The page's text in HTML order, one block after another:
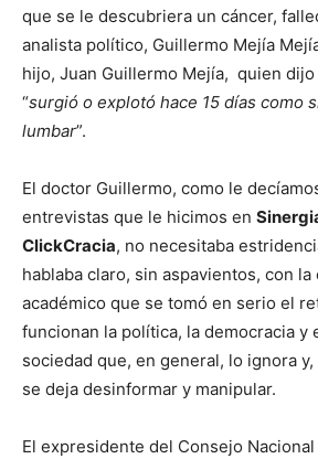
que se le descubriera un cáncer,
analista político, Guillermo Mejía
hijo, Juan Guillermo Mejía, quien
“surgió o explotó hace 15 días como
lumbar”.
El doctor Guillermo, como le
entrevistas que le hicimos en
ClickCracia, no necesitaba
hablaba claro, sin aspavientos, con la
académico que se tomó en serio el
funcionan la política, la democracia y
sociedad que, en general, lo ignora
se deja desinformar y manipular.
El expresidente del Consejo